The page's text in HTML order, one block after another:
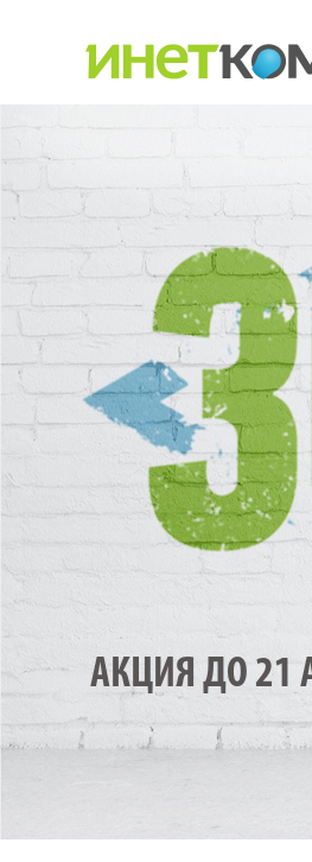
АКЦИЯ ДО 21